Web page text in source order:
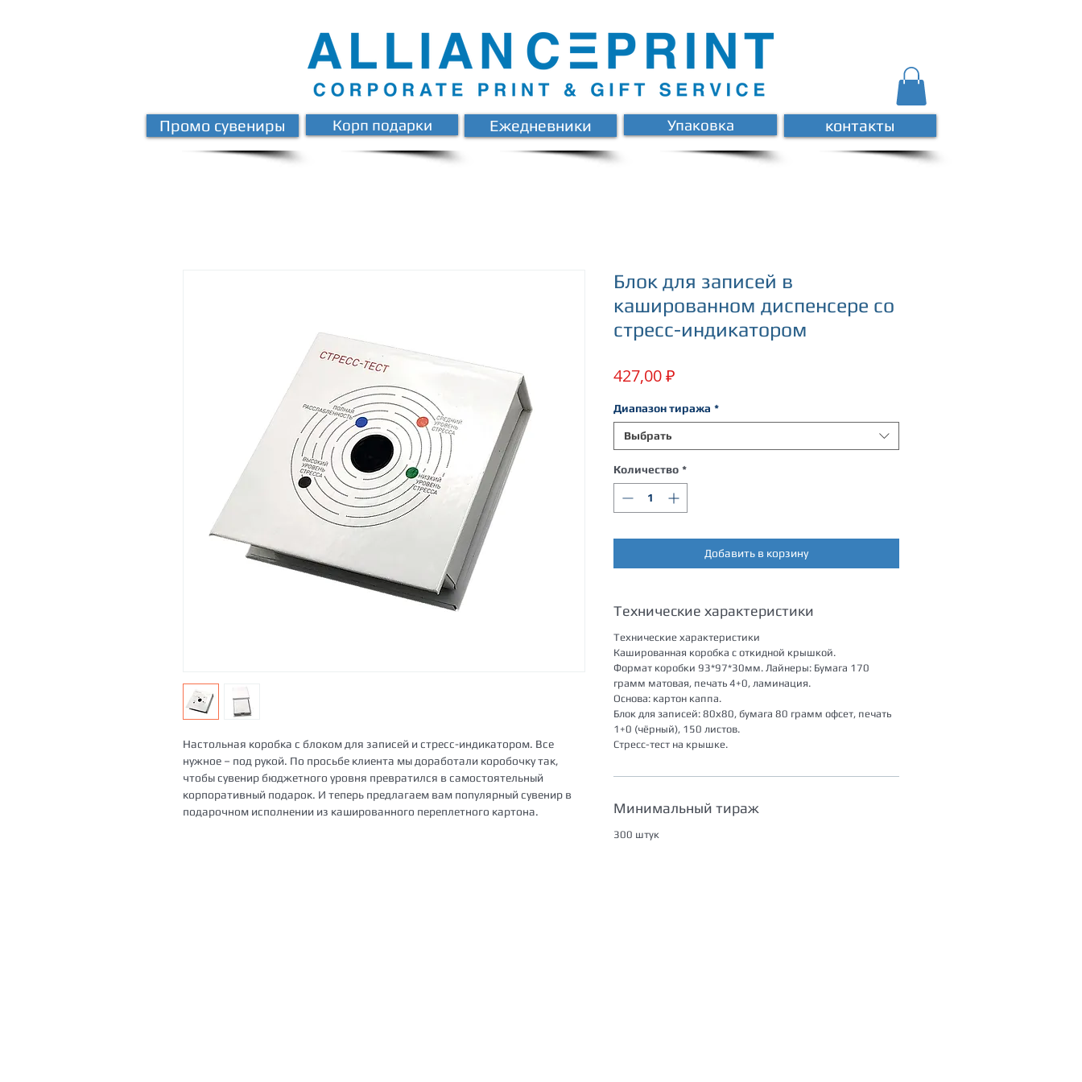
Промо сувениры Корп подарки Ежедневники Упаковка контакты
Настольная коробка с блоком для записей и стресс-индикатором. Все
нужное – под рукой. По просьбе клиента мы доработали коробочку так,
чтобы сувенир бюджетного уровня превратился в самостоятельный
корпоративный подарок. И теперь предлагаем вам популярный сувенир в
подарочном исполнении из кашированного переплетного картона.
Блок для записей в
кашированном диспенсере со
стресс-индикатором
427,00 ₽
Диапазон тиража *
Выбрать
Количество *
Добавить в корзину
Технические характеристики
Технические характеристики
Кашированная коробка с откидной крышкой.
Формат коробки 93*97*30мм. Лайнеры: Бумага 170
грамм матовая, печать 4+0, ламинация.
Основа: картон каппа.
Блок для записей: 80х80, бумага 80 грамм офсет, печать
1+0 (чёрный), 150 листов.
Стресс-тест на крышке.
Минимальный тираж
300 штук